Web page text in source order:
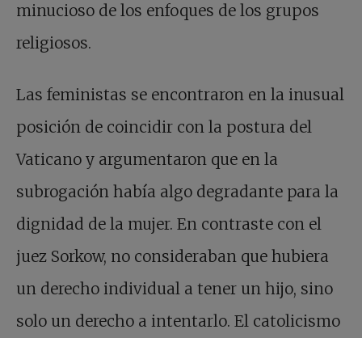
minucioso de los enfoques de los grupos
religiosos.
Las feministas se encontraron en la inusual
posición de coincidir con la postura del
Vaticano y argumentaron que en la
subrogación había algo degradante para la
dignidad de la mujer. En contraste con el
juez Sorkow, no consideraban que hubiera
un derecho individual a tener un hijo, sino
solo un derecho a intentarlo. El catolicismo